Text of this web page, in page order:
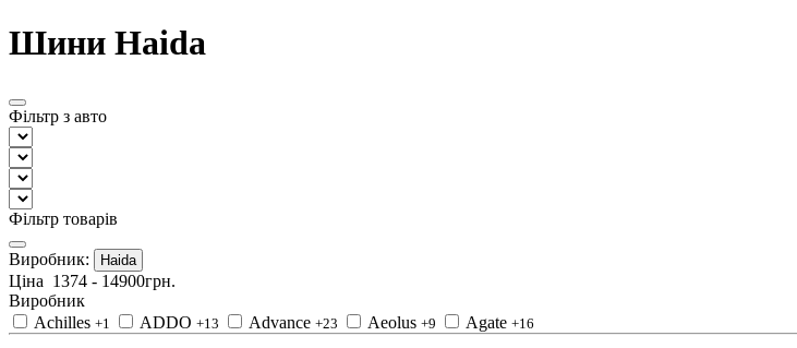
Шини Haida
Фільтр з авто
Фільтр товарів
Виробник: Haida
Ціна 1374 - 14900грн.
Виробник
Achilles +1 ADDO +13 Advance +23 Aeolus +9 Agate +16